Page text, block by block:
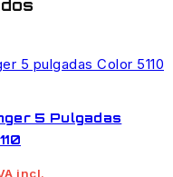
5 Pulgadas
incl.